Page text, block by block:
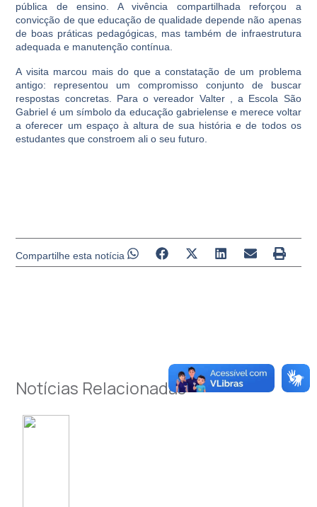
pública de ensino. A vivência compartilhada reforçou a
convicção de que educação de qualidade depende não apenas
de boas práticas pedagógicas, mas também de infraestrutura
adequada e manutenção contínua.
A visita marcou mais do que a constatação de um problema
antigo: representou um compromisso conjunto de buscar
respostas concretas. Para o vereador Valter , a Escola São
Gabriel é um símbolo da educação gabrielense e merece voltar
a oferecer um espaço à altura de sua história e de todos os
estudantes que constroem ali o seu futuro.
Compartilhe esta notícia
Notícias Relacionadas